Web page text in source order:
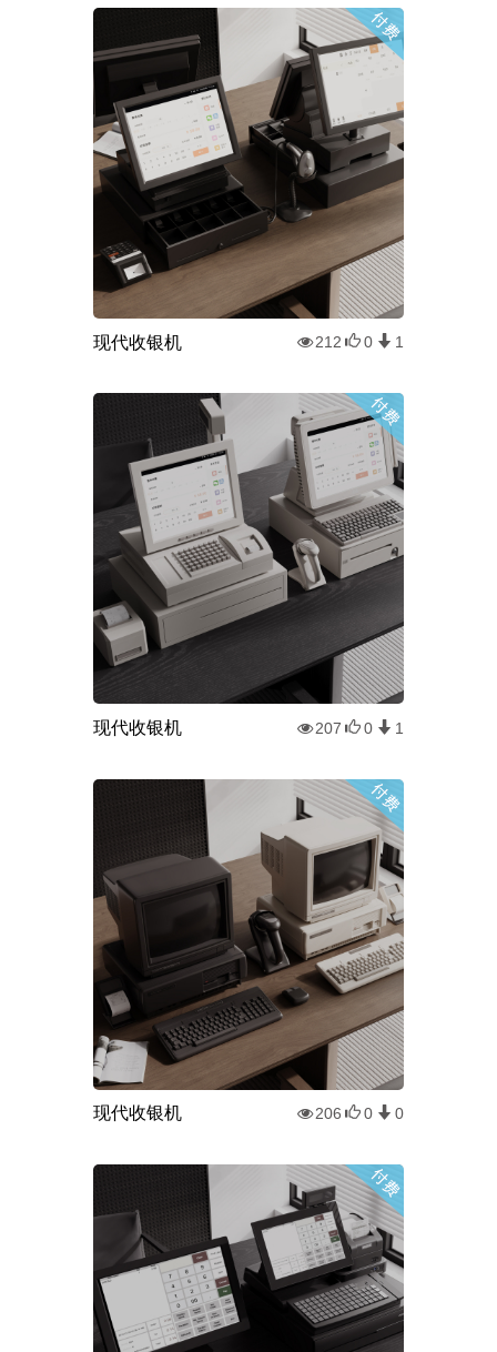
现代收银机 212 0 1
现代收银机 207 0 1
现代收银机 206 0 0